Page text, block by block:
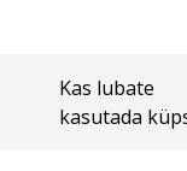
Kas lubate
kasutada